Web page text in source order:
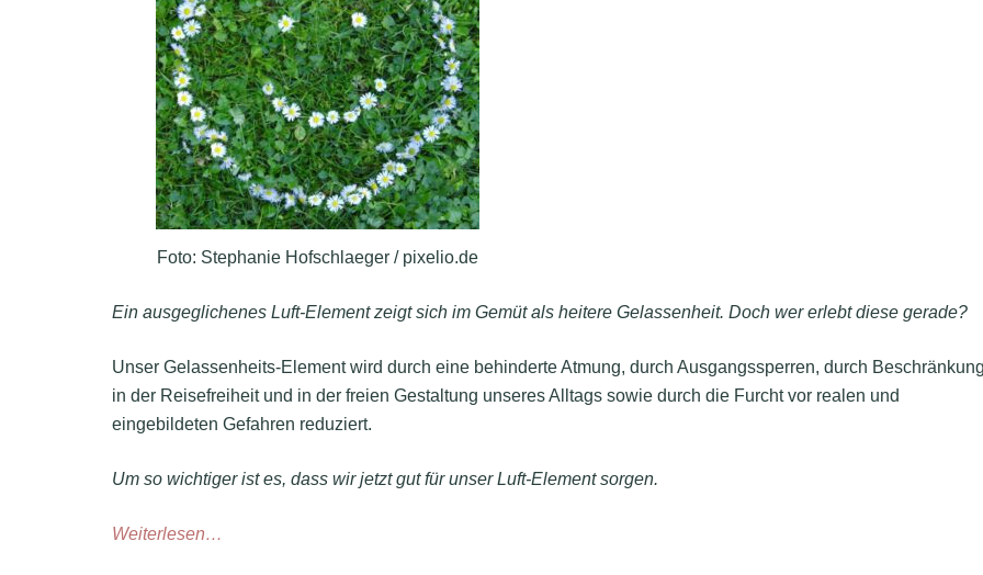
Foto: Stephanie Hofschlaeger / pixelio.de
Ein ausgeglichenes Luft-Element zeigt sich im Gemüt als heitere Gelassenheit. Doch wer erlebt diese gerade?
Unser Gelassenheits-Element wird durch eine behinderte Atmung, durch Ausgangssperren, durch
in der Reisefreiheit und in der freien Gestaltung unseres Alltags sowie durch die Furcht vor realen und
eingebildeten Gefahren reduziert.
Um so wichtiger ist es, dass wir jetzt gut für unser Luft-Element sorgen.
Weiterlesen…